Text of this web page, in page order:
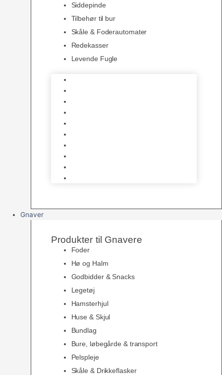
Siddepinde
Tilbehør til bur
Skåle & Foderautomater
Redekasser
Levende Fugle
Gnaver
Produkter til Gnavere
Foder
Hø og Halm
Godbidder & Snacks
Legetøj
Hamsterhjul
Huse & Skjul
Bundlag
Bure, løbegårde & transport
Pelspleje
Skåle & Drikkeflasker